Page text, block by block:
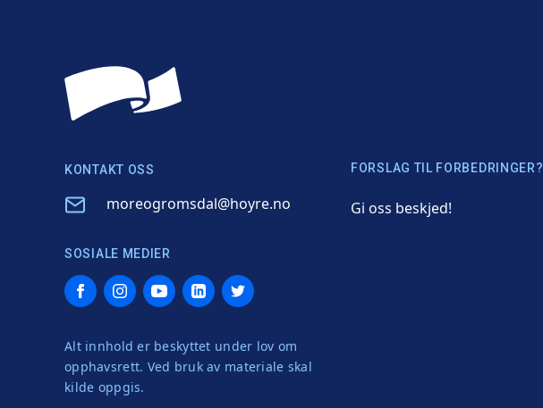
KONTAKT OSS
Email moreogromsdal@hoyre.no
SOSIALE MEDIER
FacebookInstagramYouTubeLinkedInTwitter
Alt innhold er beskyttet under lov om
opphavsrett. Ved bruk av materiale skal
kilde oppgis.
FORSLAG TIL FORBEDRINGER?
Gi oss beskjed!